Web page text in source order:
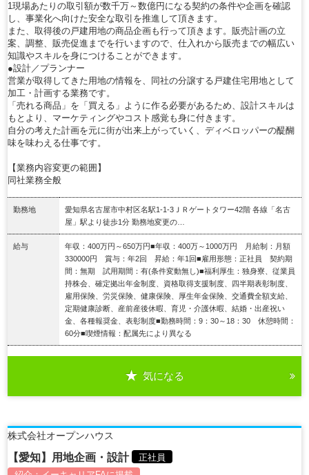
1現場あたりの取引額が数千万～数億円になる契約の条件や企画を確認
し、事業化へ向けた安全な取引を推進して頂きます。
また、取得後の戸建用地の商品企画も行って頂きます。販売計画の立
案、調整、販売促進までを行いますので、仕入れから販売までの幅広い
知識やスキルを身につけることができます。
●設計／プランナー
営業が取得してきた用地の情報を、同社の分譲する戸建住宅用地として
加工・計画する業務です。
「売れる商品」を「買える」ように作る必要があるため、設計スキルは
もとより、マーケティングやコスト感覚も身に付きます。
自分の考えた計画を元に街が出来上がっていく、ディベロッパーの醍醐
味を味わえる仕事です。
【業務内容変更の範囲】
同社業務全般
勤務地
愛知県名古屋市中村区名駅1-1-3ＪＲゲートタワー42階 各線「名古
屋」駅より徒歩1分 勤務地変更の…
給与
年収：400万円～650万円■年収：400万～1000万円 月給制：月額
330000円 賞与：年2回 昇給：年1回■雇用形態：正社員 契約期
間：無期 試用期間：有(条件変動無し)■福利厚生：独身寮、従業員
持株会、確定拠出年金制度、資格取得支援制度、四半期表彰制度、
雇用保険、労災保険、健康保険、厚生年金保険、交通費全額支給、
定期健康診断、産前産後休暇、育児・介護休暇、結婚・出産祝い
金、各種報奨金、表彰制度■勤務時間：9：30～18：30 休憩時間：
60分■喫煙情報：配属先により異なる
気になる
株式会社オープンハウス
【愛知】用地企画・設計
正社員